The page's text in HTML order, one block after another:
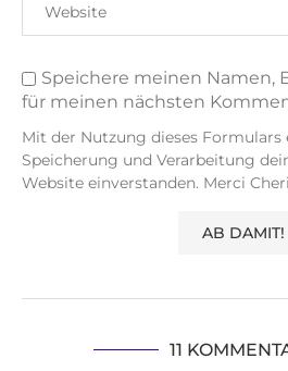
Speichere meinen Namen,
für meinen nächsten
Mit der Nutzung dieses
Speicherung und Verarbeitung
Website einverstanden. Merci
11